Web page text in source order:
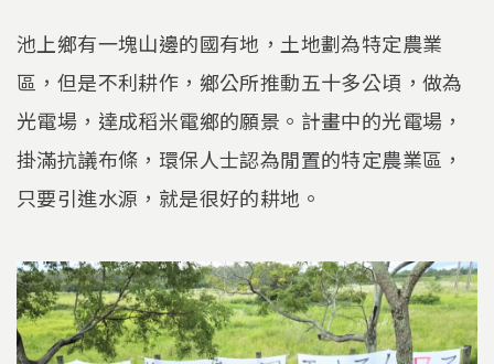
池上鄉有一塊山邊的國有地，土地劃為特定農業
區，但是不利耕作，鄉公所推動五十多公頃，做為
光電場，達成稻米電鄉的願景。計畫中的光電場，
掛滿抗議布條，環保人士認為閒置的特定農業區，
只要引進水源，就是很好的耕地。